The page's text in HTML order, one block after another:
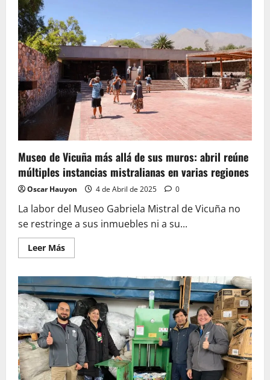
Museo de Vicuña más allá de sus muros: abril reúne
múltiples instancias mistralianas en varias regiones
Oscar Hauyon 4 de Abril de 2025 0
La labor del Museo Gabriela Mistral de Vicuña no
se restringe a sus inmuebles ni a su...
Leer MásLeer
más
de
Vicuña
más
allá
de
sus
muros:
abril
reúne
múltiples
instancias